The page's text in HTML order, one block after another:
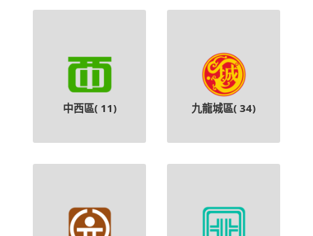
中西區( 11) 九龍城區( 34)